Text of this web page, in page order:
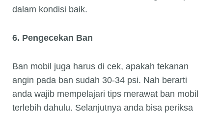
dalam kondisi baik.
6. Pengecekan Ban
Ban mobil juga harus di cek, apakah tekanan
angin pada ban sudah 30-34 psi. Nah berarti
anda wajib mempelajari tips merawat ban mobil
terlebih dahulu. Selanjutnya anda bisa periksa